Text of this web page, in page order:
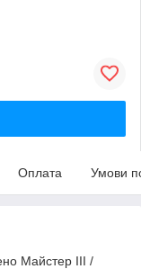
Оплата Умови
Майстер III /